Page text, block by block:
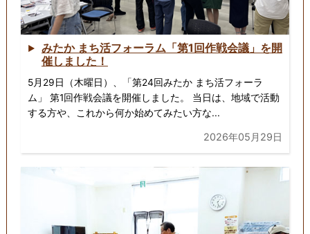
みたか まち活フォーラム「第1回作戦会議」を開
催しました！
5月29日（木曜日）、「第24回みたか まち活フォーラ
ム」 第1回作戦会議を開催しました。 当日は、地域で活動
する方や、これから何か始めてみたい方な...
2026年05月29日